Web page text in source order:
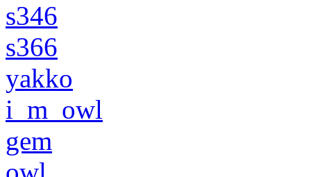
s346
s366
yakko
i_m_owl
gem